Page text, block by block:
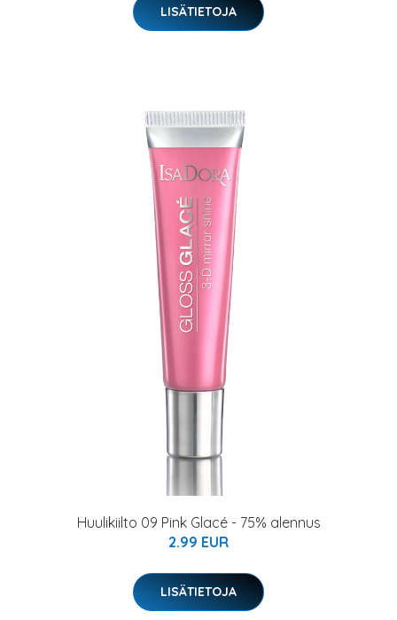
LISÄTIETOJA
Huulikiilto 09 Pink Glacé - 75% alennus
2.99 EUR
LISÄTIETOJA